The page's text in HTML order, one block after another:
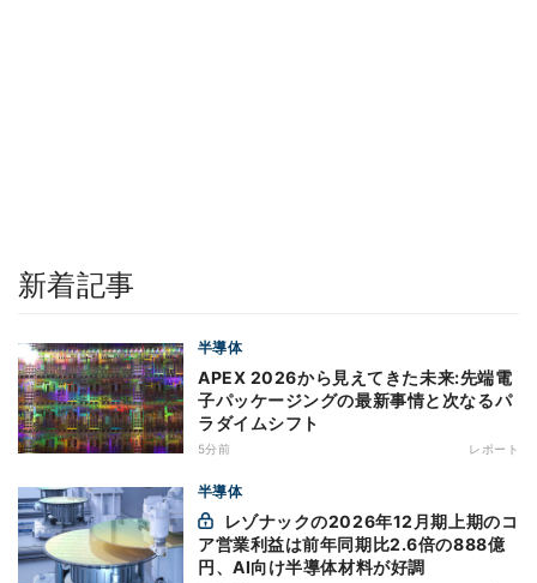
新着記事
半導体
APEX 2026から見えてきた未来:先端電
子パッケージングの最新事情と次なるパ
ラダイムシフト
5分前 レポート
半導体
ア営業利益は前年同期比2.6倍の888億
円、AI向け半導体材料が好調